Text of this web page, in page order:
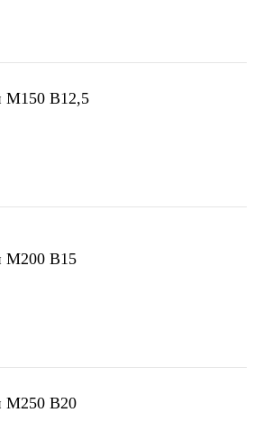
М150 В12,5
М200 В15
М250 В20